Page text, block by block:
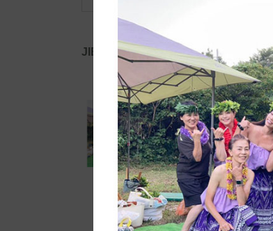
JIB公式SNS